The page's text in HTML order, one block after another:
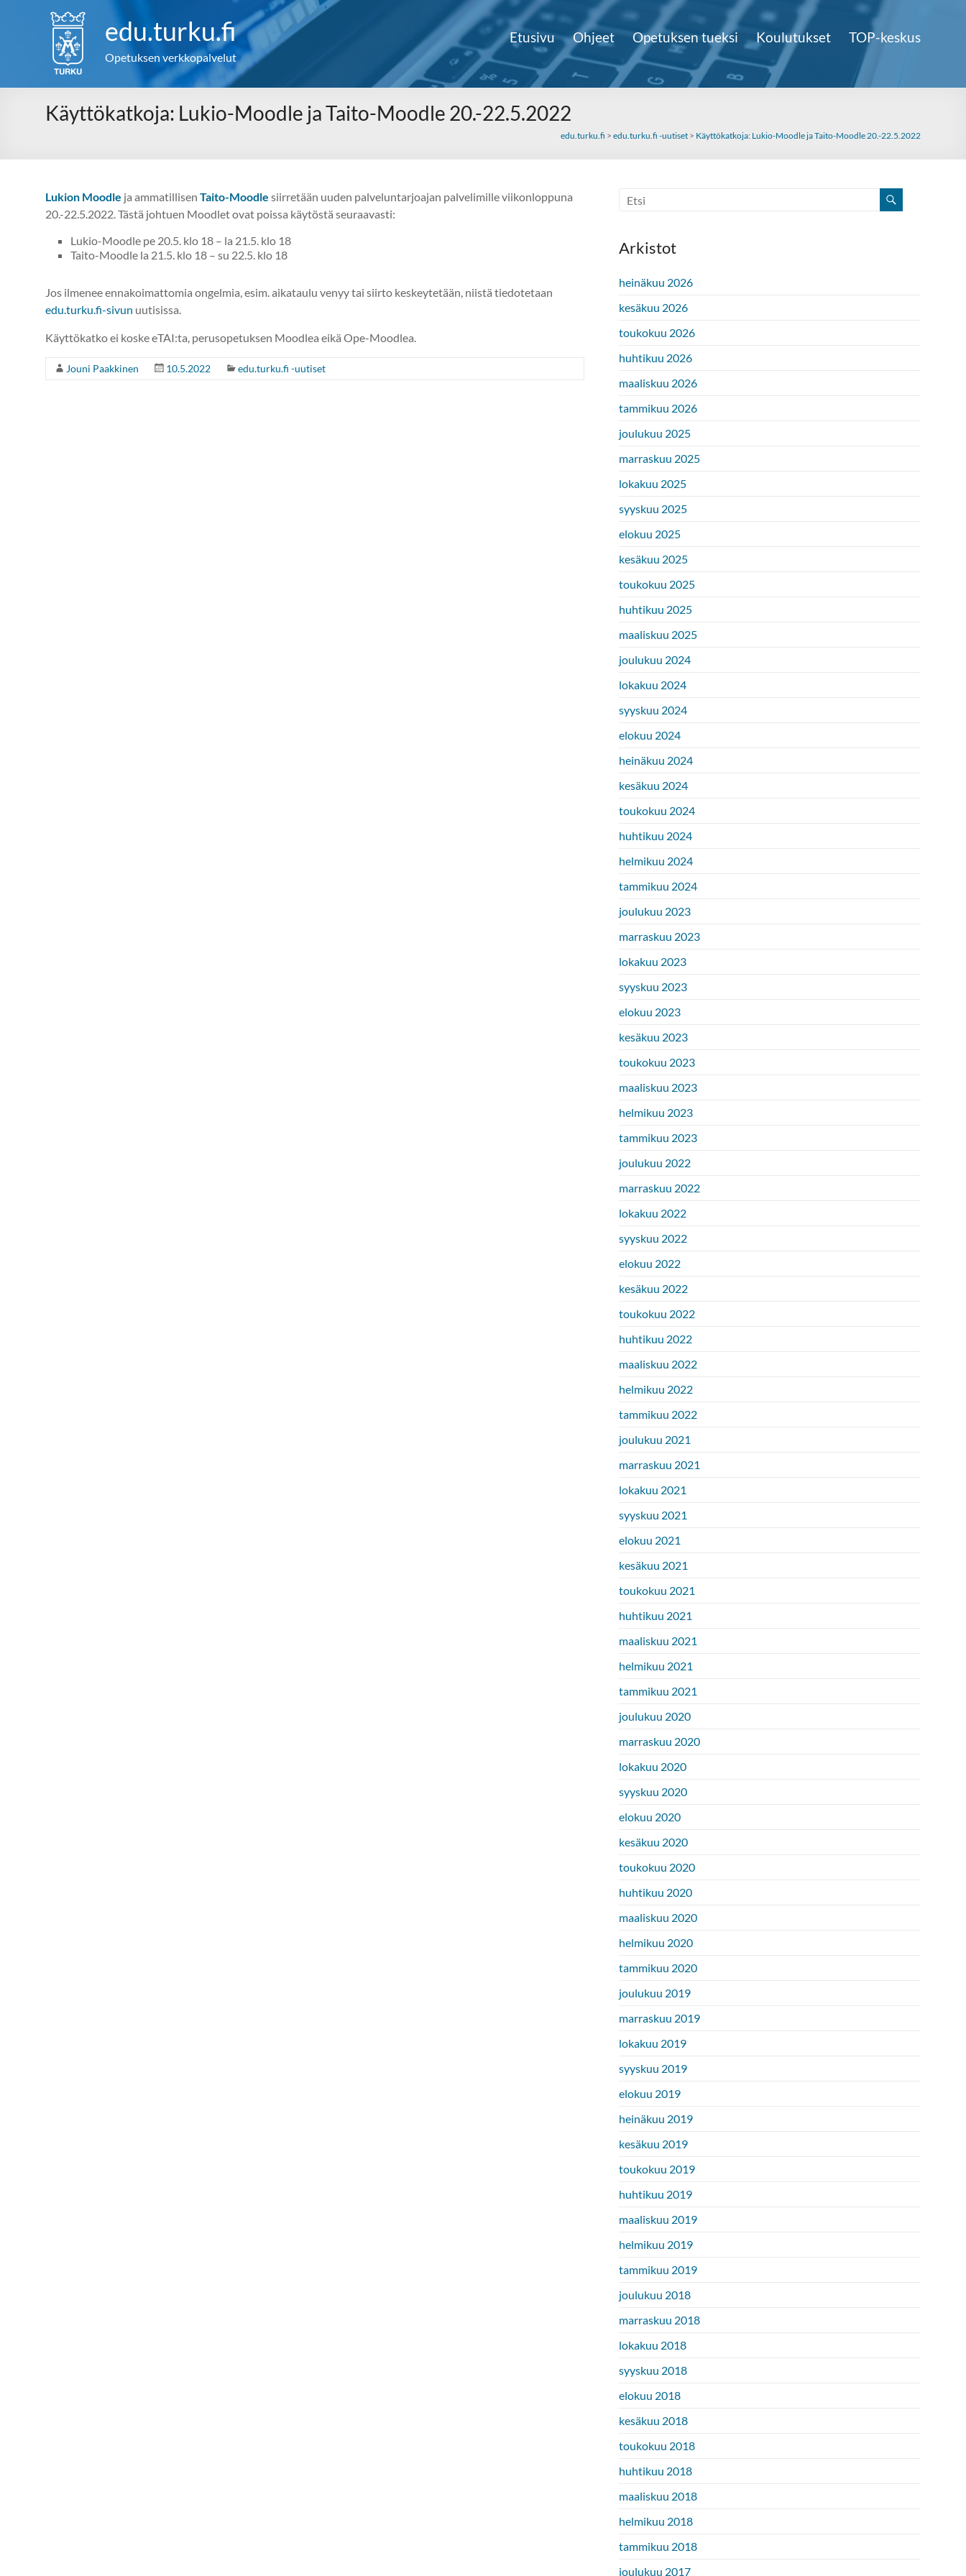
edu.turku.fi
Opetuksen verkkopalvelut
Etusivu Ohjeet Opetuksen tueksi Koulutukset TOP-keskus
Käyttökatkoja: Lukio-Moodle ja Taito-Moodle 20.-22.5.2022
edu.turku.fi > edu.turku.fi -uutiset > Käyttökatkoja: Lukio-Moodle ja Taito-Moodle 20.-22.5.2022
Lukion Moodle ja ammatillisen Taito-Moodle siirretään uuden palveluntarjoajan palvelimille viikonloppuna
20.-22.5.2022. Tästä johtuen Moodlet ovat poissa käytöstä seuraavasti:
Lukio-Moodle pe 20.5. klo 18 – la 21.5. klo 18
Taito-Moodle la 21.5. klo 18 – su 22.5. klo 18
Jos ilmenee ennakoimattomia ongelmia, esim. aikataulu venyy tai siirto keskeytetään, niistä tiedotetaan
edu.turku.fi-sivun uutisissa.
Käyttökatko ei koske eTAI:ta, perusopetuksen Moodlea eikä Ope-Moodlea.
Jouni Paakkinen 10.5.2022 edu.turku.fi -uutiset
Arkistot
heinäkuu 2026
kesäkuu 2026
toukokuu 2026
huhtikuu 2026
maaliskuu 2026
tammikuu 2026
joulukuu 2025
marraskuu 2025
lokakuu 2025
syyskuu 2025
elokuu 2025
kesäkuu 2025
toukokuu 2025
huhtikuu 2025
maaliskuu 2025
joulukuu 2024
lokakuu 2024
syyskuu 2024
elokuu 2024
heinäkuu 2024
kesäkuu 2024
toukokuu 2024
huhtikuu 2024
helmikuu 2024
tammikuu 2024
joulukuu 2023
marraskuu 2023
lokakuu 2023
syyskuu 2023
elokuu 2023
kesäkuu 2023
toukokuu 2023
maaliskuu 2023
helmikuu 2023
tammikuu 2023
joulukuu 2022
marraskuu 2022
lokakuu 2022
syyskuu 2022
elokuu 2022
kesäkuu 2022
toukokuu 2022
huhtikuu 2022
maaliskuu 2022
helmikuu 2022
tammikuu 2022
joulukuu 2021
marraskuu 2021
lokakuu 2021
syyskuu 2021
elokuu 2021
kesäkuu 2021
toukokuu 2021
huhtikuu 2021
maaliskuu 2021
helmikuu 2021
tammikuu 2021
joulukuu 2020
marraskuu 2020
lokakuu 2020
syyskuu 2020
elokuu 2020
kesäkuu 2020
toukokuu 2020
huhtikuu 2020
maaliskuu 2020
helmikuu 2020
tammikuu 2020
joulukuu 2019
marraskuu 2019
lokakuu 2019
syyskuu 2019
elokuu 2019
heinäkuu 2019
kesäkuu 2019
toukokuu 2019
huhtikuu 2019
maaliskuu 2019
helmikuu 2019
tammikuu 2019
joulukuu 2018
marraskuu 2018
lokakuu 2018
syyskuu 2018
elokuu 2018
kesäkuu 2018
toukokuu 2018
huhtikuu 2018
maaliskuu 2018
helmikuu 2018
tammikuu 2018
joulukuu 2017